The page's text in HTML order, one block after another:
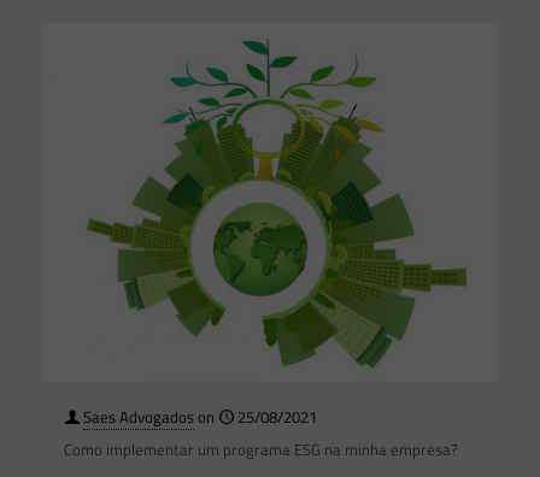
Saes Advogadoson
25/08/2021
Como implementar um programa ESG na minha empresa?